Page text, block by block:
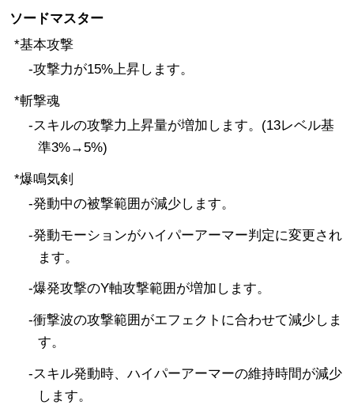
ソードマスター
*基本攻撃
-攻撃力が15%上昇します。
*斬撃魂
-スキルの攻撃力上昇量が増加します。(13レベル基
準3%→5%)
*爆鳴気剣
-発動中の被撃範囲が減少します。
-発動モーションがハイパーアーマー判定に変更され
ます。
-爆発攻撃のY軸攻撃範囲が増加します。
-衝撃波の攻撃範囲がエフェクトに合わせて減少しま
す。
-スキル発動時、ハイパーアーマーの維持時間が減少
します。